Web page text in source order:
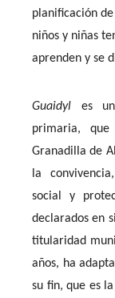
planificación
niños y niñas
aprenden y se
Guaidyl es
primaria,
Granadilla de
la
social y
declarados en
titularidad
años, ha
su fin, que es